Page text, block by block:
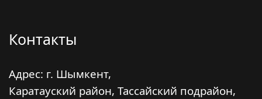
Контакты
Адрес: г. Шымкент,
Каратауский район, Тассайский подрайон,